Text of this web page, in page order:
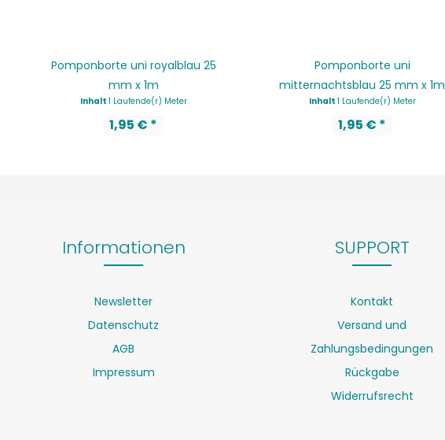
Pomponborte uni royalblau 25
mm x 1m
Inhalt 1 Laufende(r) Meter
1,95 € *
Pomponborte uni
mitternachtsblau 25 mm x 1m
Inhalt 1 Laufende(r) Meter
1,95 € *
SUPPORT
Kontakt
Versand und
Zahlungsbedingungen
Rückgabe
Widerrufsrecht
Informationen
Newsletter
Datenschutz
AGB
Impressum